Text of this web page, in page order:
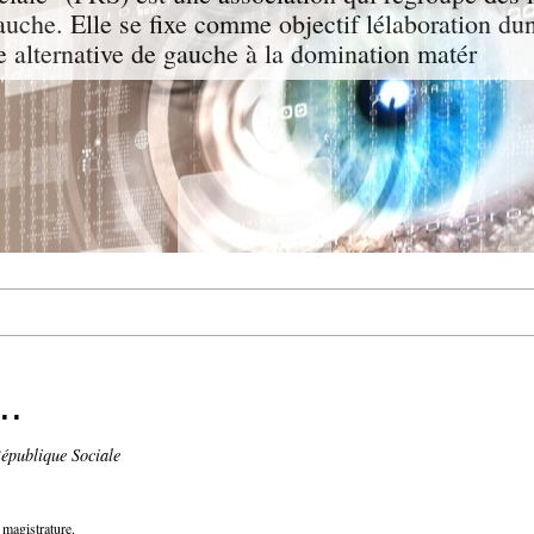
Elle se fixe comme objectif lélaboration
alternative de gauche à la domination matér
Sociale